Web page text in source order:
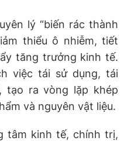
lý “biến rác thành
thiểu ô nhiễm, tiết
tăng trưởng kinh tế.
việc tái sử dụng, tái
tạo ra vòng lặp khép
và nguyên vật liệu.
tâm kinh tế, chính trị,